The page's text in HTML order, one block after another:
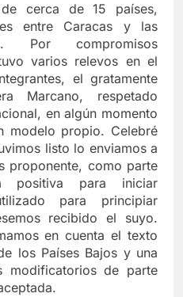
de cerca de 15 países,
entre Caracas y las
Por compromisos
varios relevos en el
el gratamente
Marcano, respetado
en algún momento
modelo propio. Celebré
listo lo enviamos a
proponente, como parte
positiva para iniciar
para principiar
recibido el suyo.
en cuenta el texto
los Países Bajos y una
modificatorios de parte